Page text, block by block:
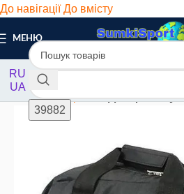
До навігаціїДо вмісту
МЕНЮ
RU
UA
Головна/ Дорожні/ Для фітнесу